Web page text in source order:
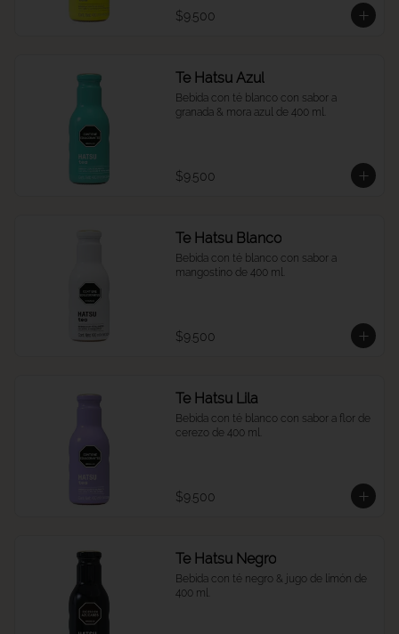
$9.500
Te Hatsu Azul
Bebida con té blanco con sabor a
granada & mora azul de 400 ml.
$9.500
Te Hatsu Blanco
Bebida con té blanco con sabor a
mangostino de 400 ml.
$9.500
Te Hatsu Lila
Bebida con té blanco con sabor a flor de
cerezo de 400 ml.
$9.500
Te Hatsu Negro
Bebida con té negro & jugo de limón de
400 ml.